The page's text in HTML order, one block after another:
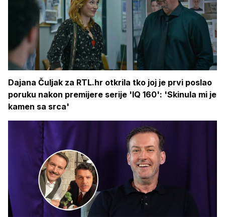
Dajana Čuljak za RTL.hr otkrila tko joj je prvi poslao
poruku nakon premijere serije 'IQ 160': 'Skinula mi je
kamen sa srca'